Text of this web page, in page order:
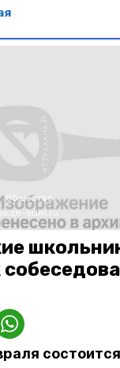
Общество
adm.ru